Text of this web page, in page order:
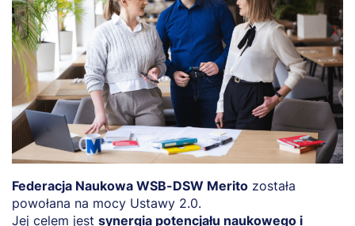
Federacja Naukowa WSB-DSW Merito została
powołana na mocy Ustawy 2.0.
Jej celem jest synergia potencjału naukowego i